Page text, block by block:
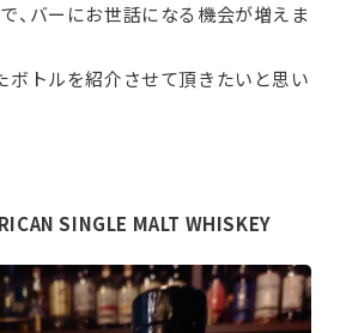
、バーにお世話になる機会が増えま
ボトルを紹介させて頂きたいと思い
SINGLE MALT WHISKEY